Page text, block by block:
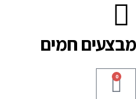
מבצעים חמים
0